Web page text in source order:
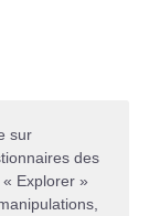
sur
des
Explorer »